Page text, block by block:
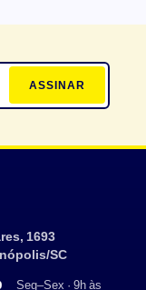
ASSINAR
1693
SC
Seg–Sex · 9h às